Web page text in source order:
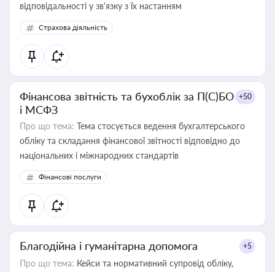
відповідальності у зв'язку з їх настанням
Страхова діяльність
Фінансова звітність та бухоблік за П(С)БО
і МСФЗ
+50
Про що тема: Тема стосується ведення бухгалтерського
обліку та складання фінансової звітності відповідно до
національних і міжнародних стандартів
Фінансові послуги
Благодійна і гуманітарна допомога +5
Про що тема: Кейси та нормативний супровід обліку,